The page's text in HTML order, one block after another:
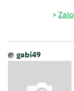
gabi49